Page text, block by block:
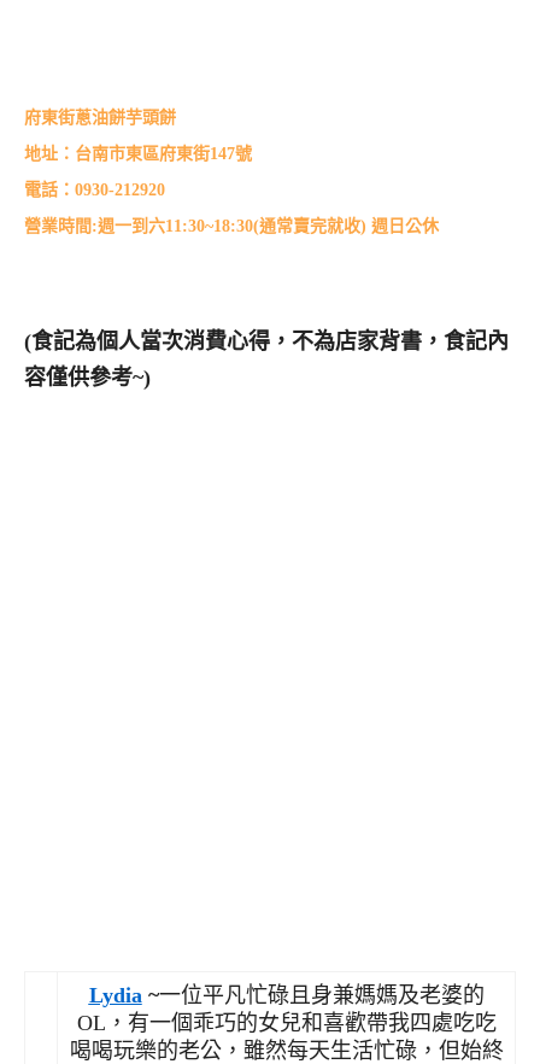
府東街蔥油餅芋頭餅
地址：台南市東區府東街147號
電話：0930-212920
營業時間:週一到六11:30~18:30(通常賣完就收) 週日公休
(食記為個人當次消費心得，不為店家背書，食記內
容僅供參考~)
Lydia ~一位平凡忙碌且身兼媽媽及老婆的
OL，有一個乖巧的女兒和喜歡帶我四處吃吃
喝喝玩樂的老公，雖然每天生活忙碌，但始終